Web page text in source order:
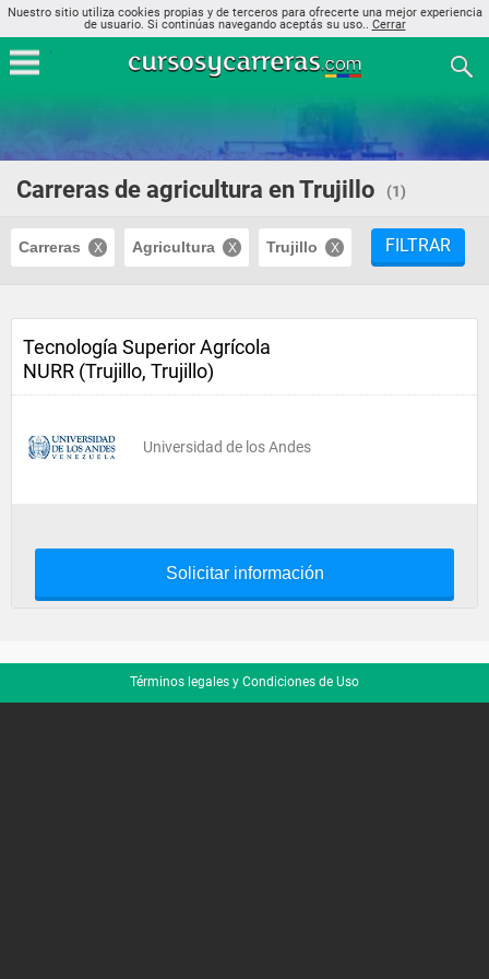
Nuestro sitio utiliza cookies propias y de terceros para ofrecerte una mejor experiencia
de usuario. Si continúas navegando aceptás su uso.. Cerrar
Carreras de agricultura en Trujillo (1)
Carreras Agricultura Trujillo FILTRAR
Tecnología Superior Agrícola
NURR (Trujillo, Trujillo)
Universidad de los Andes
Solicitar información
Términos legales y Condiciones de Uso